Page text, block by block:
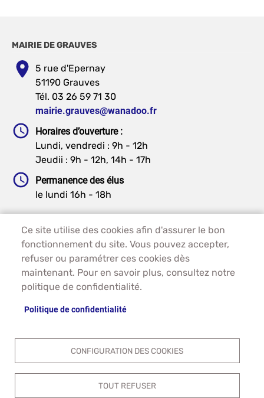
MAIRIE DE GRAUVES
5 rue d'Epernay
51190 Grauves
Tél. 03 26 59 71 30
mairie.grauves@wanadoo.fr
Horaires d’ouverture :
Lundi, vendredi : 9h - 12h
Jeudii : 9h - 12h, 14h - 17h
Permanence des élus
le lundi 16h - 18h
Ce site utilise des cookies afin d'assurer le bon
fonctionnement du site. Vous pouvez accepter,
refuser ou paramétrer ces cookies dès
maintenant. Pour en savoir plus, consultez notre
politique de confidentialité.
Politique de confidentialité
CONFIGURATION DES COOKIES
TOUT REFUSER
PIED DE PAGE - GRAUVES
ACCUEIL
PLAN DU SITE
CONTACT
MENTIONS LÉGALES
ACCESSIBILITÉ